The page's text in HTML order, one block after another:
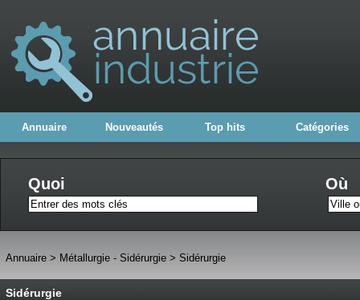
Annuaire Nouveautés Top hits Catégories
Quoi Où
Annuaire > Métallurgie - Sidérurgie > Sidérurgie
Sidérurgie